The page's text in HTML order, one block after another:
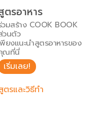
ง
บ
ตรอาหาร
วมสร้าง COOK BOOK
วนตัว
พียงแนะนำสูตรอาหารของ
ณที่นี่
เริ่มเลย!
ตรและวิธีทำ